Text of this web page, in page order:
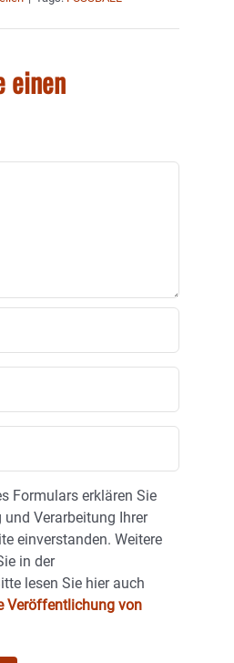
einen
Formulars erklären Sie
Verarbeitung Ihrer
einverstanden. Weitere
in der
lesen Sie hier auch
Veröffentlichung von